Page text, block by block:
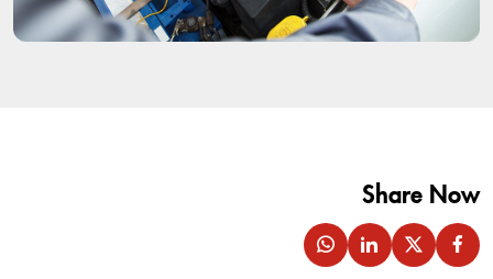
Share Now